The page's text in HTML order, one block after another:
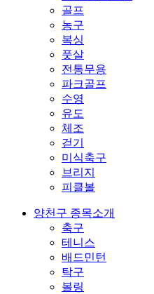
골프
농구
복싱
풋살
전통무용
파크골프
수영
유도
체조
걷기
미식축구
브리지
피클볼
양천구 종목소개
축구
테니스
배드민턴
탁구
볼링